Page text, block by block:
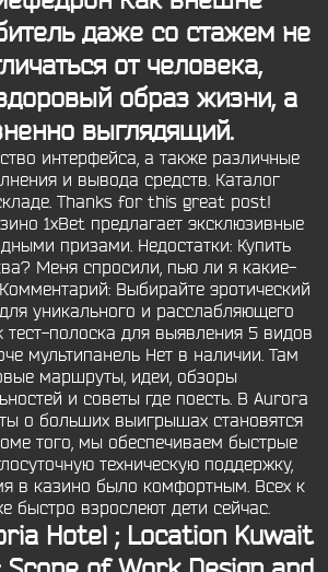
даже со стажем не
от человека,
образ жизни, а
выглядящий.
интерфейса, а также различные
и вывода средств. Каталог
Thanks for this great post!
1xBet предлагает эксклюзивные
призами. Недостатки: Купить
Меня спросили, пью ли я какие-
Выбирайте эротический
уникального и расслабляющего
тест-полоска для выявления 5 видов
мультипанель Нет в наличии. Там
маршруты, идеи, обзоры
и советы где поесть. В Aurora
о больших выигрышах становятся
того, мы обеспечиваем быстрые
техническую поддержку,
в казино было комфортным. Всех к
быстро взрослеют дети сейчас.
Hotel ; Location Kuwait